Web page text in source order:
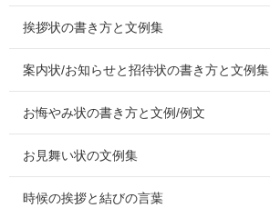
挨拶状の書き方と文例集
案内状/お知らせと招待状の書き方と文例集
お悔やみ状の書き方と文例/例文
お見舞い状の文例集
時候の挨拶と結びの言葉